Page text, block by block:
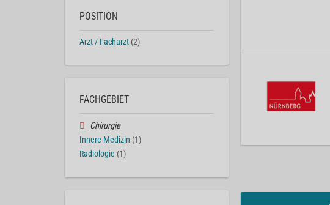
POSITION
Arzt / Facharzt (2)
FACHGEBIET
Chirurgie
Innere Medizin (1)
Radiologie (1)